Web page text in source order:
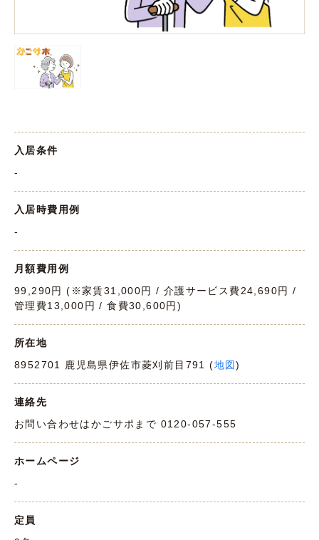
入居条件
-
入居時費用例
-
月額費用例
99,290円 (※家賃31,000円 / 介護サービス費24,690円 /
管理費13,000円 / 食費30,600円)
所在地
8952701 鹿児島県伊佐市菱刈前目791 (地図)
連絡先
お問い合わせはかごサポまで 0120-057-555
ホームページ
-
定員